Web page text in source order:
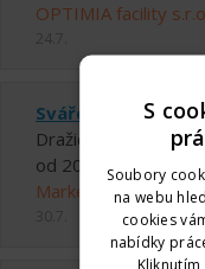
OPTIMIA facility
Svářeč s
Dražice
od 200 ,- Kč do 210
Markéta Taclíková
S
Soubory
na webu
cookies
nabídky